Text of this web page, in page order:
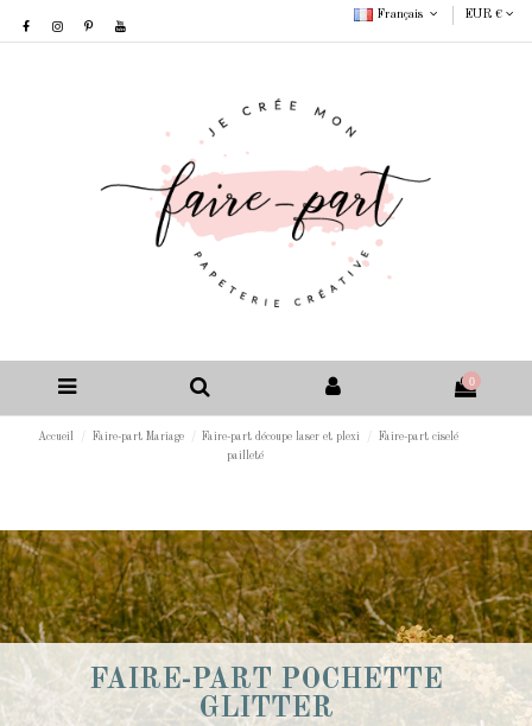
Français EUR €
0
Accueil Faire-part Mariage Faire-part découpe laser et plexi
Faire-part ciselé
pailleté
FAIRE-PART POCHETTE
GLITTER